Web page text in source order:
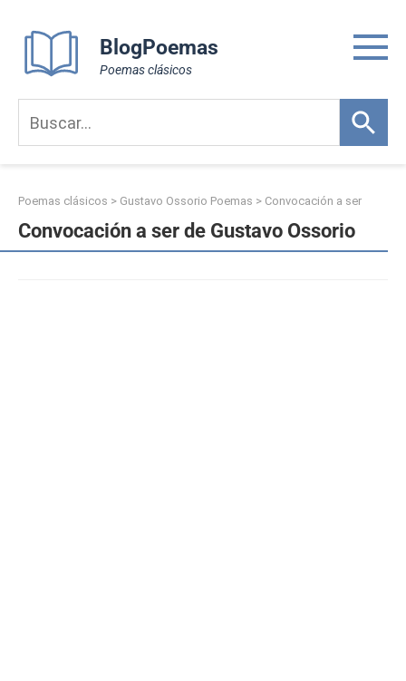
content
BlogPoemas
Poemas clásicos
Poemas clásicos > Gustavo Ossorio Poemas > Convocación a ser
Convocación a ser de Gustavo Ossorio